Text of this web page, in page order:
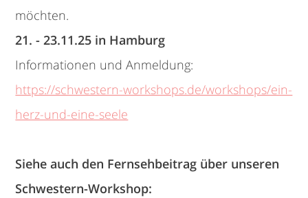
möchten.
21. - 23.11.25 in Hamburg
Informationen und Anmeldung:
https://schwestern-workshops.de/workshops/ein-
herz-und-eine-seele
Siehe auch den Fernsehbeitrag über unseren
Schwestern-Workshop: